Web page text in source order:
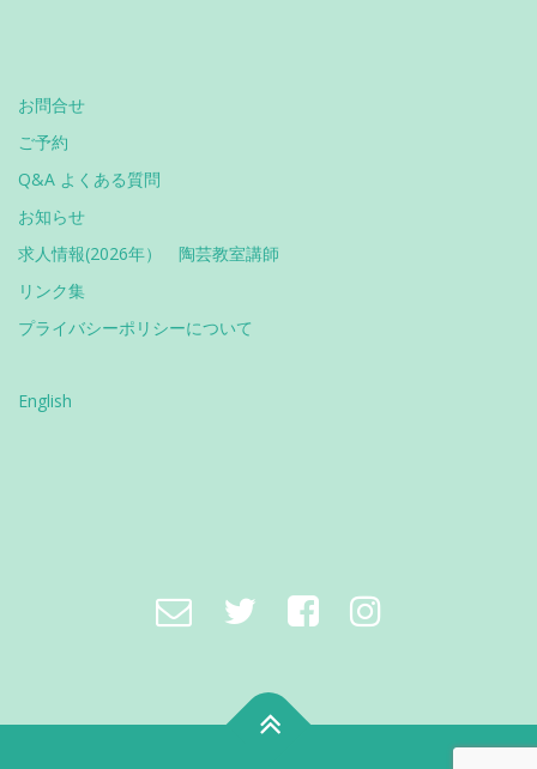
お問合せ
ご予約
Q&A よくある質問
お知らせ
求人情報(2026年） 陶芸教室講師
リンク集
プライバシーポリシーについて
English